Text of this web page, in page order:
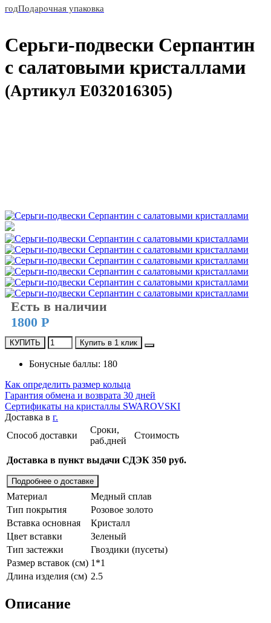
годПодарочная упаковка
Серьги-подвески Серпантин
с салатовыми кристаллами
(Артикул E032016305)
Есть в наличии
1800 Р
КУПИТЬ Купить в 1 клик
Бонусные баллы: 180
Как определить размер кольца
Гарантия обмена и возврата 30 дней
Сертификаты на кристаллы SWAROVSKI
Доставка в г.
Способ доставки
Сроки,
раб.дней
Стоимость
Доставка в пункт выдачи СДЭК 350 руб.
Подробнее о доставке
Материал
Медный сплав
Тип покрытия
Розовое золото
Вставка основная
Кристалл
Цвет вставки
Зеленый
Тип застежки
Гвоздики (пусеты)
Размер вставок (см) 1*1
Длина изделия (см) 2.5
Описание